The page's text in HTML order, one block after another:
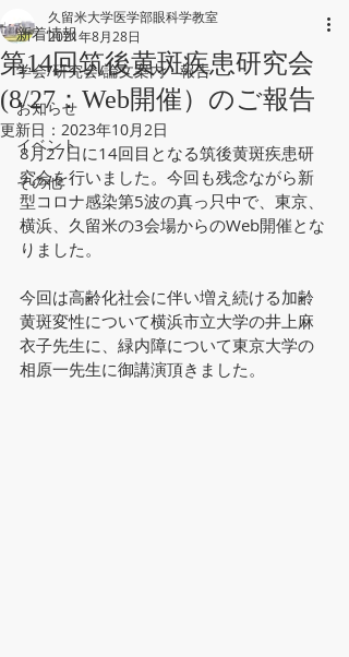
新着情報
学会/研究会/論文案内・報告
お知らせ
イベント
その他
第14回筑後黄斑疾患研究会
(8/27：Web開催）のご報告
久留米大学医学部眼科学教室
2021年8月28日
更新日： 2023年10月2日
8月27日に14回目となる筑後黄斑疾患研
究会を行いました。今回も残念ながら新
型コロナ感染第5波の真っ只中で、東京、
横浜、久留米の3会場からのWeb開催とな
りました。
今回は高齢化社会に伴い増え続ける加齢
黄斑変性について横浜市立大学の井上麻
衣子先生に、緑内障について東京大学の
相原一先生に御講演頂きました。